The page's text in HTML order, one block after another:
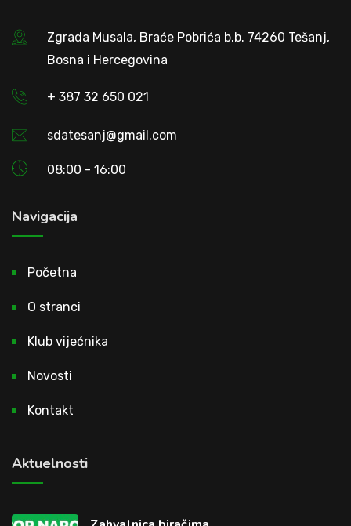
Zgrada Musala, Braće Pobrića b.b. 74260 Tešanj,
Bosna i Hercegovina
+ 387 32 650 021
sdatesanj@gmail.com
08:00 - 16:00
Navigacija
Početna
O stranci
Klub vijećnika
Novosti
Kontakt
Aktuelnosti